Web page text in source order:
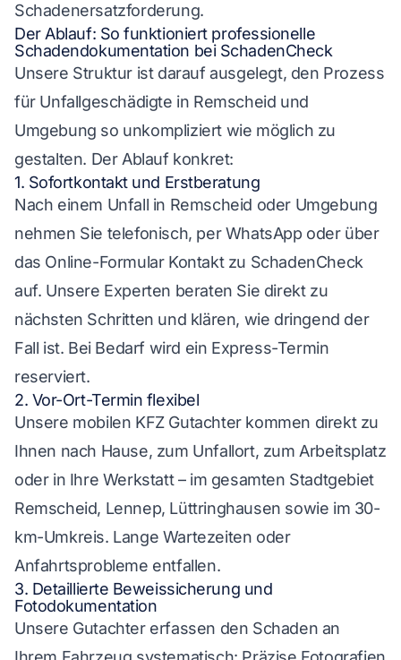
Schadenersatzforderung.
Der Ablauf: So funktioniert professionelle
Schadendokumentation bei SchadenCheck
Unsere Struktur ist darauf ausgelegt, den Prozess
für Unfallgeschädigte in Remscheid und
Umgebung so unkompliziert wie möglich zu
gestalten. Der Ablauf konkret:
1. Sofortkontakt und Erstberatung
Nach einem Unfall in Remscheid oder Umgebung
nehmen Sie telefonisch, per WhatsApp oder über
das Online-Formular Kontakt zu SchadenCheck
auf. Unsere Experten beraten Sie direkt zu
nächsten Schritten und klären, wie dringend der
Fall ist. Bei Bedarf wird ein Express-Termin
reserviert.
2. Vor-Ort-Termin flexibel
Unsere mobilen KFZ Gutachter kommen direkt zu
Ihnen nach Hause, zum Unfallort, zum Arbeitsplatz
oder in Ihre Werkstatt – im gesamten Stadtgebiet
Remscheid, Lennep, Lüttringhausen sowie im 30-
km-Umkreis. Lange Wartezeiten oder
Anfahrtsprobleme entfallen.
3. Detaillierte Beweissicherung und
Fotodokumentation
Unsere Gutachter erfassen den Schaden an